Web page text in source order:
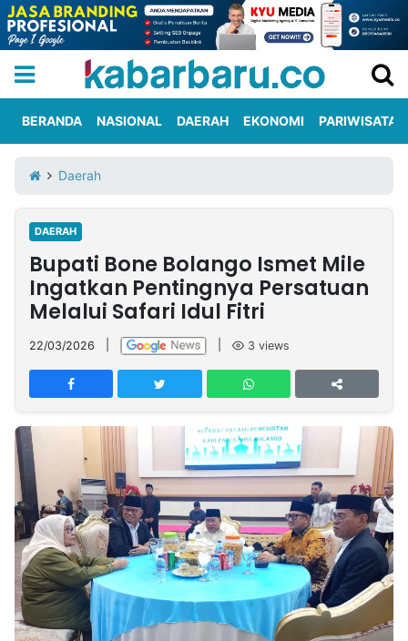
Iklan
Berita
Kami
Nasional
International
Olahraga
Entertainment
Daerah
Pariwisata
Kuliner
Kolom
Network
PT
TREETAN
INDONESIA
Partner
Insight
NTB
Suara
Time
Lens
IDN
Daily
Jogja
Jalan
Rakyat
Idealita
News
Kita
Notice
Dinamikapost.com
Radar
Baru
Seedbacklink
Follow
Kabarbaru
BERANDA NASIONAL DAERAH EKONOMI PARIWISATA
Daerah
DAERAH
Bupati Bone Bolango Ismet Mile
Ingatkan Pentingnya Persatuan
Melalui Safari Idul Fitri ​
22/03/2026 3 views